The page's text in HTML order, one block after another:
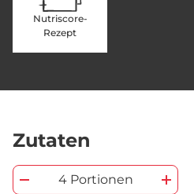
Nutriscore-
Rezept
Zutaten
4 Portionen